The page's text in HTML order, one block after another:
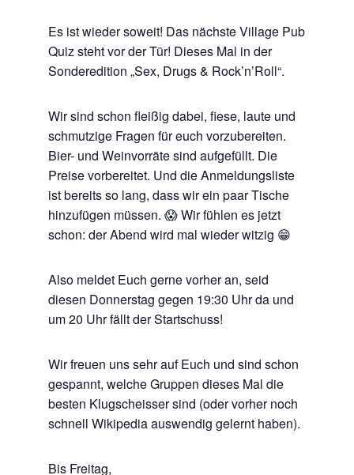
Es ist wieder soweit! Das nächste Village Pub
Quiz steht vor der Tür! Dieses Mal in der
Sonderedition „Sex, Drugs & Rock’n’Roll“.
Wir sind schon fleißig dabei, fiese, laute und
schmutzige Fragen für euch vorzubereiten.
Bier- und Weinvorräte sind aufgefüllt. Die
Preise vorbereitet. Und die Anmeldungsliste
ist bereits so lang, dass wir ein paar Tische
hinzufügen müssen. 😱 Wir fühlen es jetzt
schon: der Abend wird mal wieder witzig 😁
Also meldet Euch gerne vorher an, seid
diesen Donnerstag gegen 19:30 Uhr da und
um 20 Uhr fällt der Startschuss!
Wir freuen uns sehr auf Euch und sind schon
gespannt, welche Gruppen dieses Mal die
besten Klugscheisser sind (oder vorher noch
schnell Wikipedia auswendig gelernt haben).
Bis Freitag,